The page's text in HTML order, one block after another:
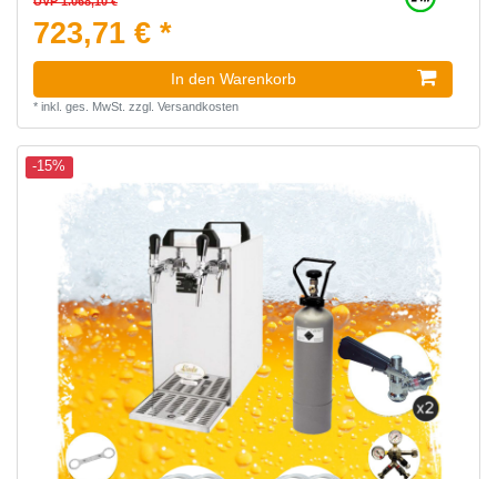
723,71 € *
In den Warenkorb
* inkl. ges. MwSt. zzgl. Versandkosten
-15%